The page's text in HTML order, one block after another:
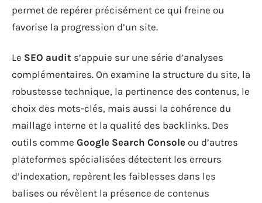
permet de repérer précisément ce qui freine ou
favorise la progression d’un site.
Le SEO audit s’appuie sur une série d’analyses
complémentaires. On examine la structure du site, la
robustesse technique, la pertinence des contenus, le
choix des mots-clés, mais aussi la cohérence du
maillage interne et la qualité des backlinks. Des
outils comme Google Search Console ou d’autres
plateformes spécialisées détectent les erreurs
d’indexation, repèrent les faiblesses dans les
balises ou révèlent la présence de contenus